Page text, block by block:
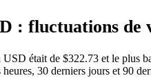
: fluctuations
était de $322.73 et le plus
30 derniers jours et 90